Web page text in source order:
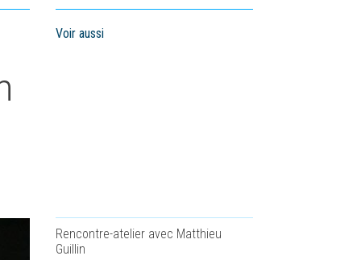
Voir aussi
Rencontre-atelier avec Matthieu
Guillin